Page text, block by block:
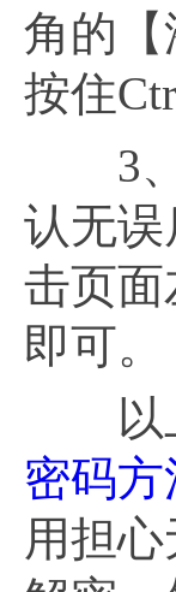
角的
按住
3、
认无误
击页
即可。
以上
密码方
用担